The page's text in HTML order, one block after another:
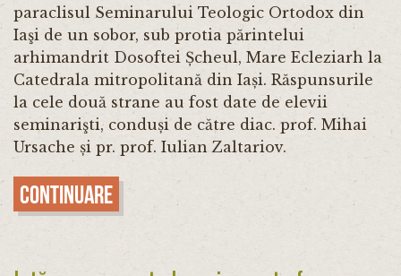
paraclisul Seminarului Teologic Ortodox din
Iaşi de un sobor, sub protia părintelui
arhimandrit Dosoftei Șcheul, Mare Ecleziarh la
Catedrala mitropolitană din Iași. Răspunsurile
la cele două strane au fost date de elevii
seminarişti, conduși de către diac. prof. Mihai
Ursache și pr. prof. Iulian Zaltariov.
Continuare